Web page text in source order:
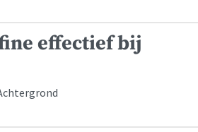
effectief bij